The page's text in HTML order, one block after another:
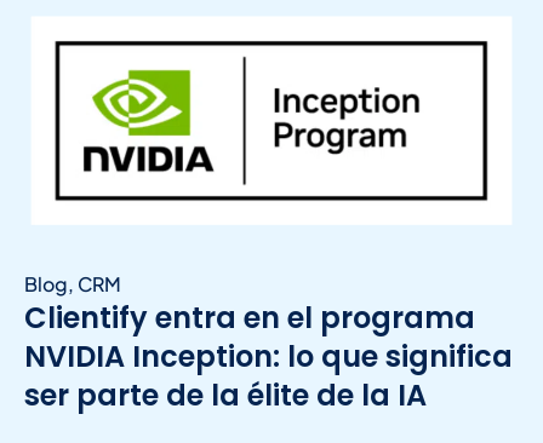
Blog, CRM
Clientify entra en el programa
NVIDIA Inception: lo que significa
ser parte de la élite de la IA